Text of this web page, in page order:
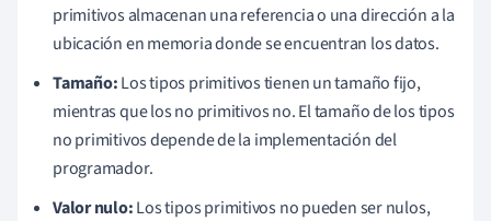
primitivos almacenan una referencia o una dirección a la
ubicación en memoria donde se encuentran los datos.
Tamaño:Los tipos primitivos tienen un tamaño fijo,
mientras que los no primitivos no. El tamaño de los tipos
no primitivos depende de la implementación del
programador.
Valor nulo:Los tipos primitivos no pueden ser nulos,